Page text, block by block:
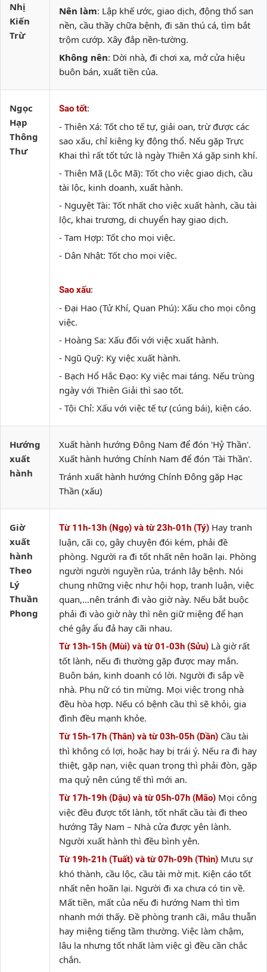
Nhị
Kiến
Trừ
Nên làm: Lập khế ước, giao dịch, động thổ san
nền, cầu thầy chữa bệnh, đi săn thú cá, tìm bắt
trộm cướp. Xây đắp nền-tường.
Không nên: Dời nhà, đi chơi xa, mở cửa hiệu
buôn bán, xuất tiền của.
Ngọc
Hạp
Thông
Thư
Sao tốt:
- Thiên Xá: Tốt cho tế tự, giải oan, trừ được các
sao xấu, chỉ kiêng kỵ động thổ. Nếu gặp Trực
Khai thì rất tốt tức là ngày Thiên Xá gặp sinh khí.
- Thiên Mã (Lộc Mã): Tốt cho việc giao dịch, cầu
tài lộc, kinh doanh, xuất hành.
- Nguyệt Tài: Tốt nhất cho việc xuất hành, cầu tài
lộc, khai trương, di chuyển hay giao dịch.
- Tam Hợp: Tốt cho mọi việc.
- Dân Nhật: Tốt cho mọi việc.
Sao xấu:
- Đại Hao (Tử Khí, Quan Phú): Xấu cho mọi công
việc.
- Hoàng Sa: Xấu đối với việc xuất hành.
- Ngũ Quỹ: Kỵ việc xuất hành.
- Bạch Hổ Hắc Đạo: Kỵ việc mai táng. Nếu trùng
ngày với Thiên Giải thì sao tốt.
- Tội Chỉ: Xấu với việc tế tự (cúng bái), kiện cáo.
Hướng
xuất
hành
Xuất hành hướng Đông Nam để đón 'Hỷ Thần'.
Xuất hành hướng Chính Nam để đón 'Tài Thần'.
Tránh xuất hành hướng Chính Đông gặp Hạc
Thần (xấu)
Giờ
xuất
hành
Theo
Lý
Thuần
Phong
Từ 11h-13h (Ngọ) và từ 23h-01h (Tý) Hay tranh
luận, cãi cọ, gây chuyện đói kém, phải đề
phòng. Người ra đi tốt nhất nên hoãn lại. Phòng
người người nguyền rủa, tránh lây bệnh. Nói
chung những việc như hội họp, tranh luận, việc
quan,…nên tránh đi vào giờ này. Nếu bắt buộc
phải đi vào giờ này thì nên giữ miệng để hạn
ché gây ẩu đả hay cãi nhau.
Từ 13h-15h (Mùi) và từ 01-03h (Sửu) Là giờ rất
tốt lành, nếu đi thường gặp được may mắn.
Buôn bán, kinh doanh có lời. Người đi sắp về
nhà. Phụ nữ có tin mừng. Mọi việc trong nhà
đều hòa hợp. Nếu có bệnh cầu thì sẽ khỏi, gia
đình đều mạnh khỏe.
Từ 15h-17h (Thân) và từ 03h-05h (Dần) Cầu tài
thì không có lợi, hoặc hay bị trái ý. Nếu ra đi hay
thiệt, gặp nạn, việc quan trọng thì phải đòn, gặp
ma quỷ nên cúng tế thì mới an.
Từ 17h-19h (Dậu) và từ 05h-07h (Mão) Mọi công
việc đều được tốt lành, tốt nhất cầu tài đi theo
hướng Tây Nam – Nhà cửa được yên lành.
Người xuất hành thì đều bình yên.
Từ 19h-21h (Tuất) và từ 07h-09h (Thìn) Mưu sự
khó thành, cầu lộc, cầu tài mờ mịt. Kiện cáo tốt
nhất nên hoãn lại. Người đi xa chưa có tin về.
Mất tiền, mất của nếu đi hướng Nam thì tìm
nhanh mới thấy. Đề phòng tranh cãi, mâu thuẫn
hay miệng tiếng tầm thường. Việc làm chậm,
lâu la nhưng tốt nhất làm việc gì đều cần chắc
chắn.